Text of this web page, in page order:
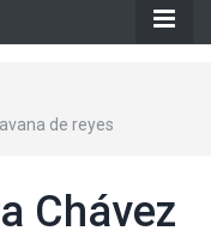
de reyes
Chávez